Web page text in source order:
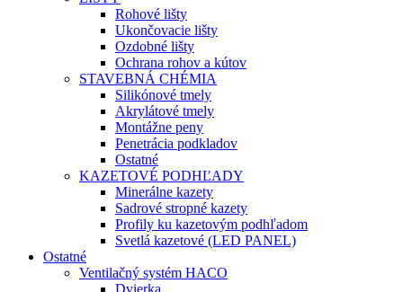
Rohové lišty
Ukončovacie lišty
Ozdobné lišty
Ochrana rohov a kútov
STAVEBNÁ CHÉMIA
Silikónové tmely
Akrylátové tmely
Montážne peny
Penetrácia podkladov
Ostatné
KAZETOVÉ PODHĽADY
Minerálne kazety
Sadrové stropné kazety
Profily ku kazetovým podhľadom
Svetlá kazetové (LED PANEL)
Ostatné
Ventilačný systém HACO